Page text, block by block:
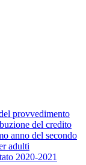
provvedimento
del credito
anno del secondo
adulti
2020-2021